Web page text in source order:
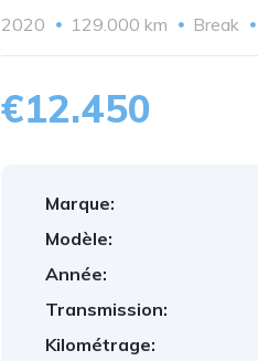
2020 129.000 km Break
€12.450
Marque:
Modèle:
Année:
Transmission:
Kilométrage: